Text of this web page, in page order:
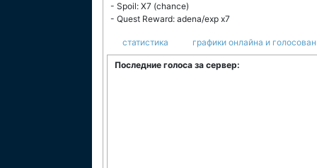
- Spoil: X7 (chance)
- Quest Reward: adena/exp x7
статистика графики онлайна и
Последние голоса за сервер: